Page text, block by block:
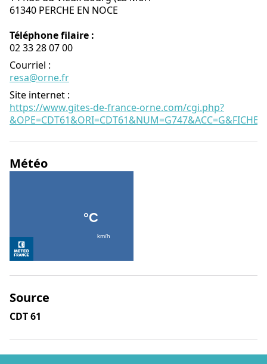
61340 PERCHE EN NOCE
Téléphone filaire :
02 33 28 07 00
Courriel :
resa@orne.fr
Site internet :
https://www.gites-de-france-orne.com/cgi.php?
Météo
Source
CDT 61